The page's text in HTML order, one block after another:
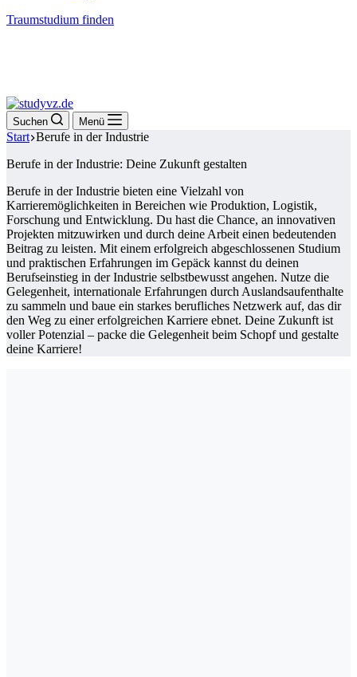
Traumstudium finden
Suchen Menü
Start Berufe in der Industrie
Berufe in der Industrie: Deine Zukunft gestalten
Berufe in der Industrie bieten eine Vielzahl von
Karrieremöglichkeiten in Bereichen wie Produktion, Logistik,
Forschung und Entwicklung. Du hast die Chance, an innovativen
Projekten mitzuwirken und durch deine Arbeit einen bedeutenden
Beitrag zu leisten. Mit einem erfolgreich abgeschlossenen Studium
und praktischen Erfahrungen im Gepäck kannst du deinen
Berufseinstieg in der Industrie selbstbewusst angehen. Nutze die
Gelegenheit, internationale Erfahrungen durch Auslandsaufenthalte
zu sammeln und baue ein starkes berufliches Netzwerk auf, das dir
den Weg zu einer erfolgreichen Karriere ebnet. Deine Zukunft ist
voller Potenzial – packe die Gelegenheit beim Schopf und gestalte
deine Karriere!